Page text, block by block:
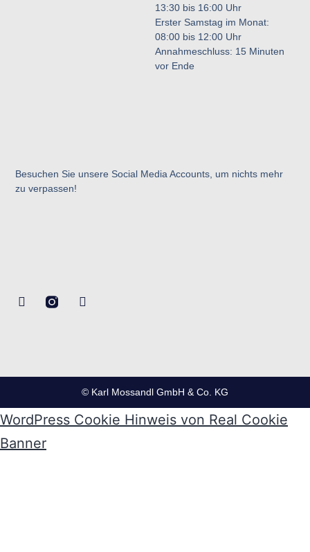
Besuchen Sie unsere Social Media Accounts, um nichts mehr
zu verpassen!
13:30 bis 16:00 Uhr
Erster Samstag im Monat:
08:00 bis 12:00 Uhr
Annahmeschluss: 15 Minuten
vor Ende
© Karl Mossandl GmbH & Co. KG
WordPress Cookie Hinweis von Real Cookie
Banner